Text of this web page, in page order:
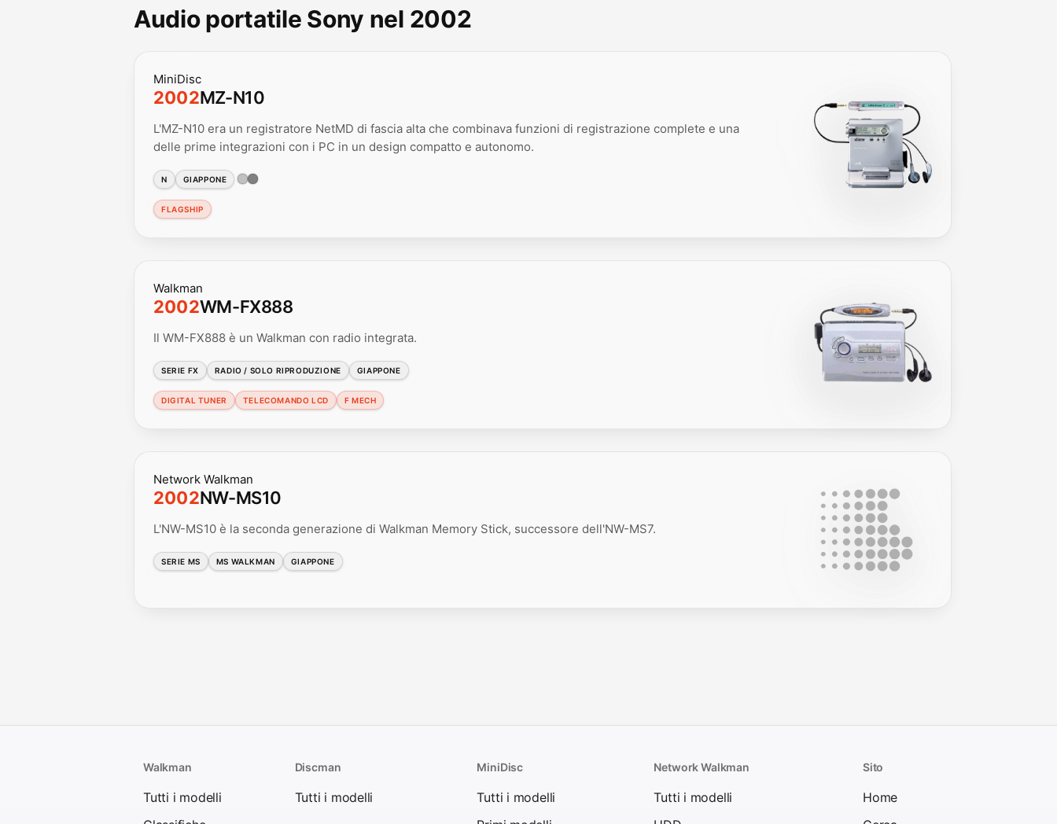
Audio portatile Sony nel 2002
MiniDisc
2002MZ-N10
L'MZ-N10 era un registratore NetMD di fascia alta che combinava funzioni di registrazione complete e una
delle prime integrazioni con i PC in un design compatto e autonomo.
N GIAPPONE
FLAGSHIP
Walkman
2002WM-FX888
Il WM-FX888 è un Walkman con radio integrata.
SERIE FX RADIO / SOLO RIPRODUZIONE GIAPPONE
DIGITAL TUNER TELECOMANDO LCD F MECH
Network Walkman
2002NW-MS10
L'NW-MS10 è la seconda generazione di Walkman Memory Stick, successore dell'NW-MS7.
SERIE MS MS WALKMAN GIAPPONE
Walkman
Tutti i modelli
Discman
Tutti i modelli
MiniDisc
Tutti i modelli
Network Walkman
Tutti i modelli
Sito
Home